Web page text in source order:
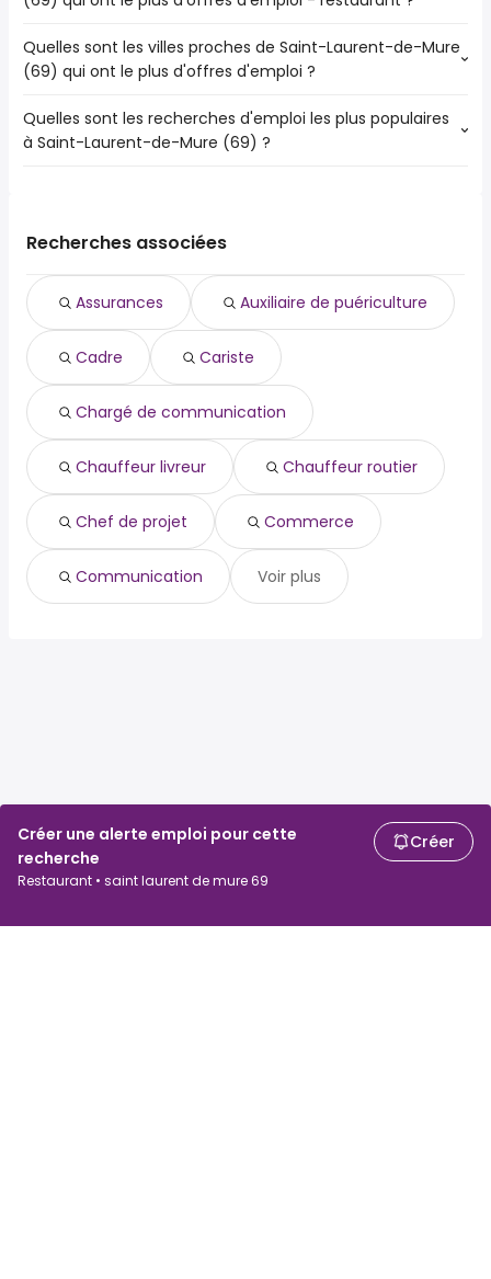
Créer une alerte emploi pour cette
recherche
Restaurant • saint laurent de mure 69
Créer
Les villes proches de Saint-Laurent-de-Mure (69) qui ont
le plus d'offres d'emploi - restaurant sont :
Villeurbanne
Vénissieux
Meyzieu
Genas
Quelles sont les villes proches de Saint-Laurent-de-Mure
(69) qui ont le plus d'offres d'emploi ?
Les 10 villes proches de Saint-Laurent-de-Mure (69) qui
ont le plus d'offres d'emploi sont :
Vaulx-en-Velin
Meyzieu
Décines-Charpieu
Saint-Fons
Villefontaine
Quelles sont les recherches d'emploi les plus populaires
à Saint-Laurent-de-Mure (69) ?
assurances
cariste
chargé de communication
chauffeur livreur
chauffeur routier
chef de projet
communication
Recherches associées
Assurances Auxiliaire de puériculture
Cadre Cariste
Chargé de communication
Chauffeur livreur Chauffeur routier
Chef de projet Commerce
Communication Voir plus